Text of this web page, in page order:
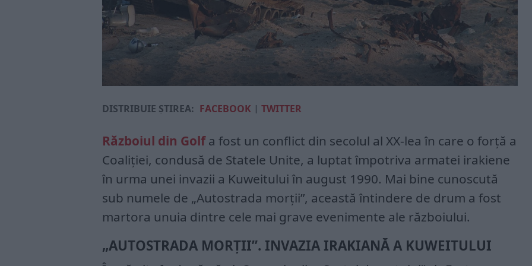
DISTRIBUIE ȘTIREA: FACEBOOK | TWITTER
Războiul din Golfa fost un conflict din secolul al XX-lea în care o forță a
Coaliției, condusă de Statele Unite, a luptat împotriva armatei irakiene
în urma unei invazii a Kuweitului în august 1990. Mai bine cunoscută
sub numele de „Autostrada morții”, această întindere de drum a fost
martora unuia dintre cele mai grave evenimente ale războiului.
„AUTOSTRADA MORȚII”. INVAZIA IRAKIANĂ A KUWEITULUI